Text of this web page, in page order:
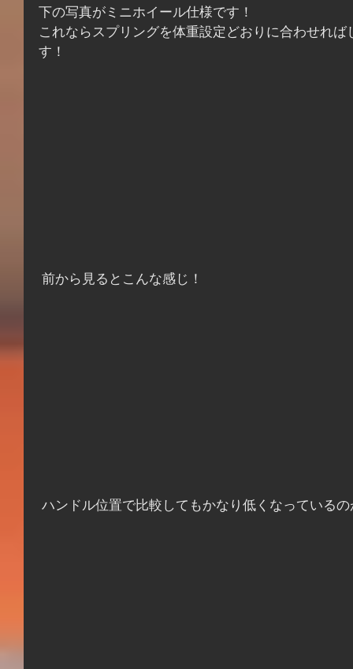
下の写真がミニホイール仕様です！
これならスプリングを体重設定どおりに合わせれ
す！
前から見るとこんな感じ！
ハンドル位置で比較してもかなり低くなっている